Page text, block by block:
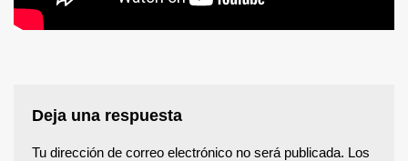
Deja una respuesta
Tu dirección de correo electrónico no será publicada. Los